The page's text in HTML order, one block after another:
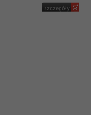
Spodnie damskie
jeansy Roz 25-30, 1